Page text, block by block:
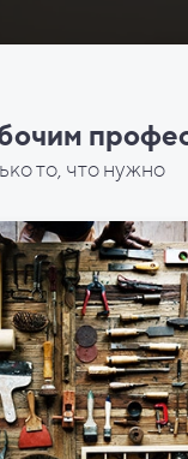
то, что нужно